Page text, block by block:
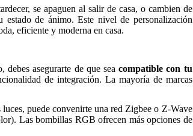
se apaguen al salir de casa, o cambien de
de ánimo. Este nivel de personalización
eficiente y moderna en casa.
debes asegurarte de que seacompatible con tu
de integración. La mayoría de marcas
puede convenirte una red Zigbee o Z-Wave
Las bombillas RGB ofrecen más opciones de